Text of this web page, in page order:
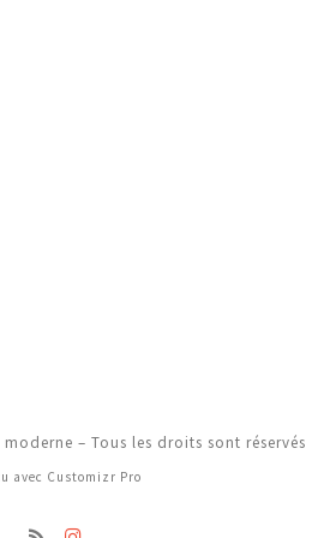
– Tous les droits sont réservés
avec Customizr Pro